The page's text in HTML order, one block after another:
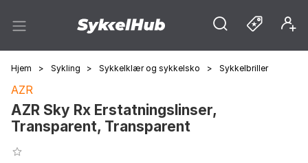
Hjem > Sykling > Sykkelklær og sykkelsko > Sykkelbriller
AZR
AZR Sky Rx Erstatningslinser,
Transparent, Transparent